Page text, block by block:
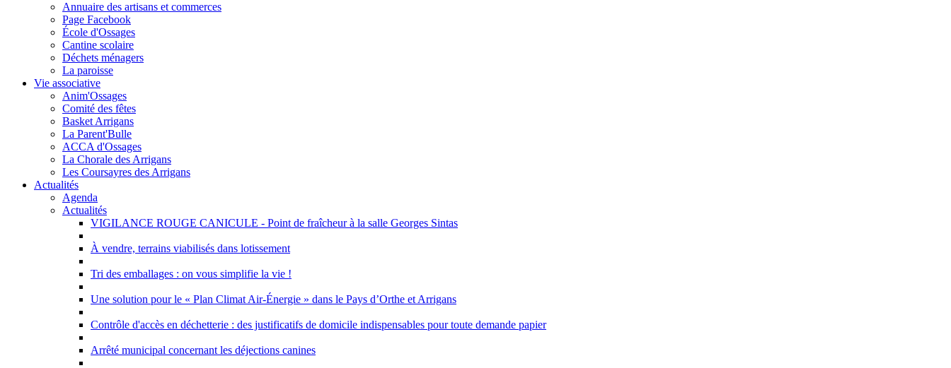
Annuaire des artisans et commerces
Page Facebook
École d'Ossages
Cantine scolaire
Déchets ménagers
La paroisse
Vie associative
Anim'Ossages
Comité des fêtes
Basket Arrigans
La Parent'Bulle
ACCA d'Ossages
La Chorale des Arrigans
Les Coursayres des Arrigans
Actualités
Agenda
Actualités
VIGILANCE ROUGE CANICULE - Point de fraîcheur à la salle Georges Sintas
À vendre, terrains viabilisés dans lotissement
Tri des emballages : on vous simplifie la vie !
Une solution pour le « Plan Climat Air-Énergie » dans le Pays d’Orthe et Arrigans
Contrôle d'accès en déchetterie : des justificatifs de domicile indispensables pour toute demande papier
Arrêté municipal concernant les déjections canines